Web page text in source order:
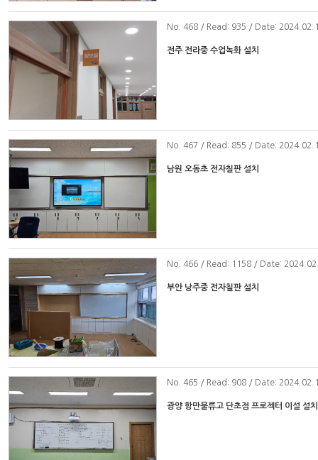
No . 468 / Read: 935 / Date:
전주 전라중 수업녹화 설치
No . 467 / Read: 855 / Date:
남원 오동초 전자칠판 설치
No . 466 / Read: 1158 / Date:
부안 낭주중 전자칠판 설치
No . 465 / Read: 908 / Date:
광양 항만물류고 단초점 프로젝터 이설 설치